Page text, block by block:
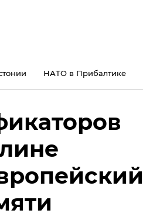
НАТО в Прибалтике